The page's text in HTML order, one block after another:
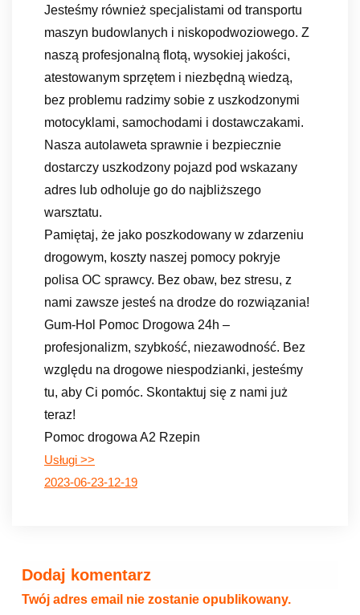
Jesteśmy również specjalistami od transportu
maszyn budowlanych i niskopodwoziowego. Z
naszą profesjonalną flotą, wysokiej jakości,
atestowanym sprzętem i niezbędną wiedzą,
bez problemu radzimy sobie z uszkodzonymi
motocyklami, samochodami i dostawczakami.
Nasza autolaweta sprawnie i bezpiecznie
dostarczy uszkodzony pojazd pod wskazany
adres lub odholuje go do najbliższego
warsztatu.
Pamiętaj, że jako poszkodowany w zdarzeniu
drogowym, koszty naszej pomocy pokryje
polisa OC sprawcy. Bez obaw, bez stresu, z
nami zawsze jesteś na drodze do rozwiązania!
Gum-Hol Pomoc Drogowa 24h –
profesjonalizm, szybkość, niezawodność. Bez
względu na drogowe niespodzianki, jesteśmy
tu, aby Ci pomóc. Skontaktuj się z nami już
teraz!
Pomoc drogowa A2 Rzepin
Usługi >>
2023-06-23-12-19
Dodaj komentarz
Twój adres email nie zostanie opublikowany.